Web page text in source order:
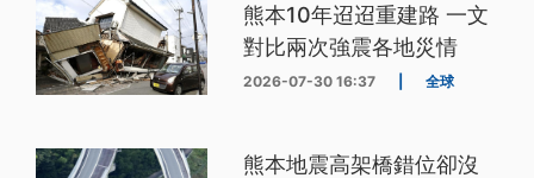
熊本10年迢迢重建路 一文
對比兩次強震各地災情
2026-07-30 16:37 全球
熊本地震高架橋錯位卻沒